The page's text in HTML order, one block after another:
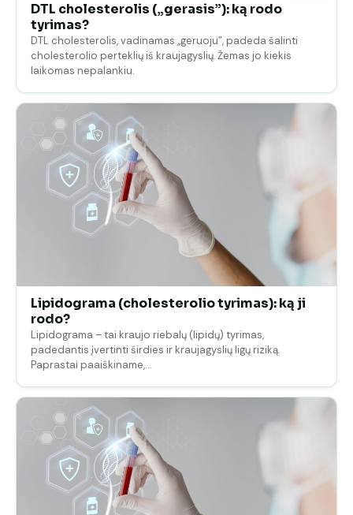
DTL cholesterolis („gerasis”): ką rodo
tyrimas?
DTL cholesterolis, vadinamas „geruoju", padeda šalinti
cholesterolio perteklių iš kraujagyslių. Žemas jo kiekis
laikomas nepalankiu.
Lipidograma (cholesterolio tyrimas): ką ji
rodo?
Lipidograma – tai kraujo riebalų (lipidų) tyrimas,
padedantis įvertinti širdies ir kraujagyslių ligų riziką.
Paprastai paaiškiname,…